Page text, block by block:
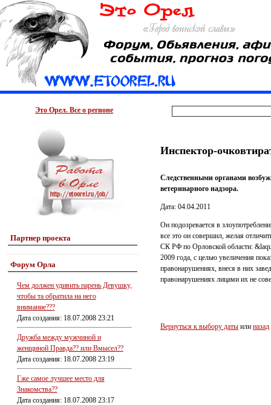
Это Орел. Все о регионе
Партнер проекта
Форум Орла
Чем должен удивить парень Девушку,
чтобы та обратила на него
внимание???
Дата создания: 18.07.2008 23:21
Дружба между мужчиной и
женщиной Правда?? или Вмысел??
Дата создания: 18.07.2008 23:19
Гже самое лучшее место для
Знакомства??
Дата создания: 18.07.2008 23:17
Инспектор-
Следственными органами
ветеринарного надзора.
Дата: 04.04.2011
Он подозревается в
все это он совершил, желая
СК РФ по Орловской области:
2009 года, с целью увеличения
правонарушениях, внеся в них
правонарушениях лицами их не
Вернуться к выбору даты или назад